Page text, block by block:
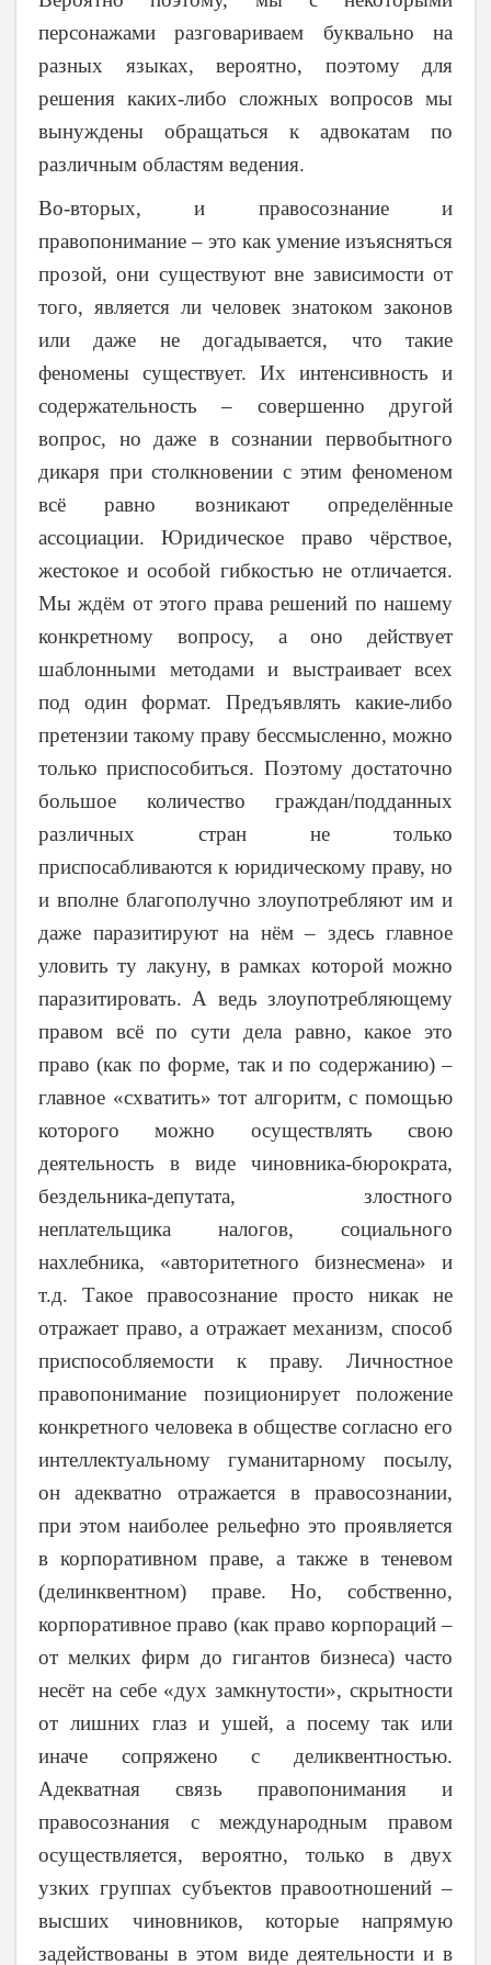
персонажами разговариваем буквально на
разных языках, вероятно, поэтому для
решения каких-либо сложных вопросов мы
вынуждены обращаться к адвокатам по
различным областям ведения.
Во-вторых, и правосознание и
правопонимание – это как умение изъясняться
прозой, они существуют вне зависимости от
того, является ли человек знатоком законов
или даже не догадывается, что такие
феномены существует. Их интенсивность и
содержательность – совершенно другой
вопрос, но даже в сознании первобытного
дикаря при столкновении с этим феноменом
всё равно возникают определённые
ассоциации. Юридическое право чёрствое,
жестокое и особой гибкостью не отличается.
Мы ждём от этого права решений по нашему
конкретному вопросу, а оно действует
шаблонными методами и выстраивает всех
под один формат. Предъявлять какие-либо
претензии такому праву бессмысленно, можно
только приспособиться. Поэтому достаточно
большое количество граждан/подданных
различных стран не только
приспосабливаются к юридическому праву, но
и вполне благополучно злоупотребляют им и
даже паразитируют на нём – здесь главное
уловить ту лакуну, в рамках которой можно
паразитировать. А ведь злоупотребляющему
правом всё по сути дела равно, какое это
право (как по форме, так и по содержанию) –
главное «схватить» тот алгоритм, с помощью
которого можно осуществлять свою
деятельность в виде чиновника-бюрократа,
бездельника-депутата, злостного
неплательщика налогов, социального
нахлебника, «авторитетного бизнесмена» и
т.д. Такое правосознание просто никак не
отражает право, а отражает механизм, способ
приспособляемости к праву. Личностное
правопонимание позиционирует положение
конкретного человека в обществе согласно его
интеллектуальному гуманитарному посылу,
он адекватно отражается в правосознании,
при этом наиболее рельефно это проявляется
в корпоративном праве, а также в теневом
(делинквентном) праве. Но, собственно,
корпоративное право (как право корпораций –
от мелких фирм до гигантов бизнеса) часто
несёт на себе «дух замкнутости», скрытности
от лишних глаз и ушей, а посему так или
иначе сопряжено с деликвентностью.
Адекватная связь правопонимания и
правосознания с международным правом
осуществляется, вероятно, только в двух
узких группах субъектов правоотношений –
высших чиновников, которые напрямую
задействованы в этом виде деятельности и в